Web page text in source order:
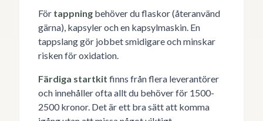
För tappning behöver du flaskor (återanvänd
gärna), kapsyler och en kapsylmaskin. En
tappslang gör jobbet smidigare och minskar
risken för oxidation.
Färdiga startkit finns från flera leverantörer
och innehåller ofta allt du behöver för 1500-
2500 kronor. Det är ett bra sätt att komma